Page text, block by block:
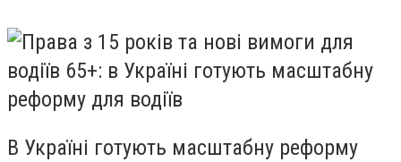
В Україні готують масштабну реформу